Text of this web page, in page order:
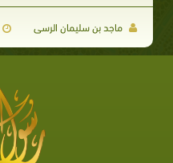
ماجد بن سليمان الرسى